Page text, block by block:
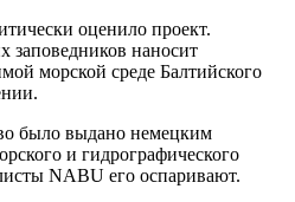
оценило проект.
заповедников наносит
морской среде Балтийского
было выдано немецким
и гидрографического
NABU его оспаривают.